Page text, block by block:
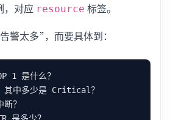
，对应 resource 标签。
警太多”，而要具体到：